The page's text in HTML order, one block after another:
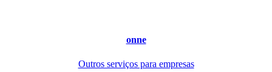
onne
Outros serviços para empresas